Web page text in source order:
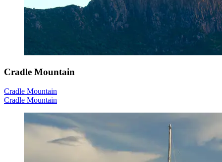
Cradle Mountain
Cradle Mountain
Cradle Mountain